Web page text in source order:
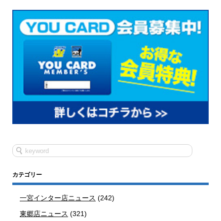
カテゴリー
一宮インター店ニュース (242)
東郷店ニュース (321)